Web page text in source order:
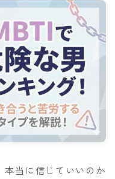
本当に信じていいのか